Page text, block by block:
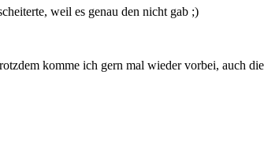
weil es genau den nicht gab ;)
komme ich gern mal wieder vorbei, auch